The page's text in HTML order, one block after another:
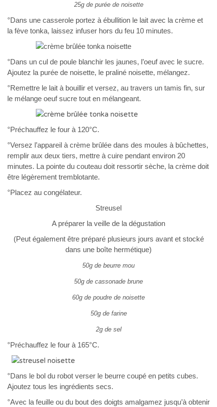
25g de purée de noisette
°Dans une casserole portez à ébullition le lait avec la crème et
la fève tonka, laissez infuser hors du feu 10 minutes.
°Dans un cul de poule blanchir les jaunes, l’oeuf avec le sucre.
Ajoutez la purée de noisette, le praliné noisette, mélangez.
°Remettre le lait à bouillir et versez, au travers un tamis fin, sur
le mélange oeuf sucre tout en mélangeant.
°Préchauffez le four à 120°C.
°Versez l’appareil à crème brûlée dans des moules à bûchettes,
remplir aux deux tiers, mettre à cuire pendant environ 20
minutes. La pointe du couteau doit ressortir sèche, la crème doit
être légèrement tremblotante.
°Placez au congélateur.
Streusel
A préparer la veille de la dégustation
(Peut également être préparé plusieurs jours avant et stocké
dans une boîte hermétique)
50g de beurre mou
50g de cassonade brune
60g de poudre de noisette
50g de farine
2g de sel
°Préchauffez le four à 165°C.
°Dans le bol du robot verser le beurre coupé en petits cubes.
Ajoutez tous les ingrédients secs.
°Avec la feuille ou du bout des doigts amalgamez jusqu’à obtenir